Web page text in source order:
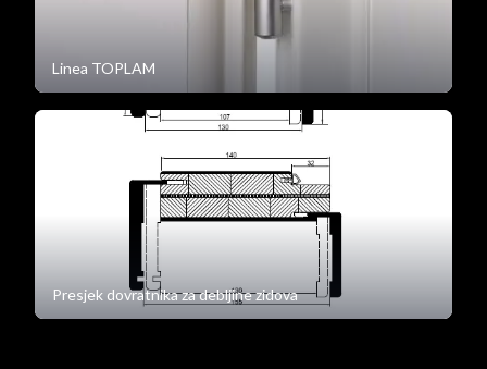
Linea TOPLAM
Presjek dovratnika za debljine zidova